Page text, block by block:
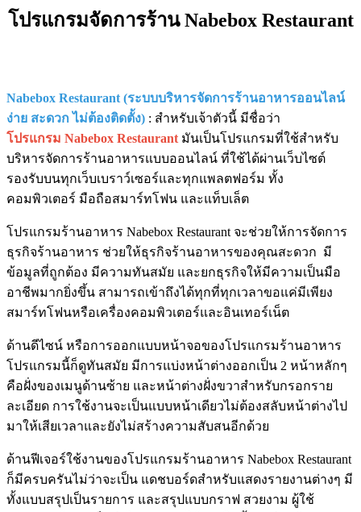
โปรแกรมจัดการร้าน Nabebox Restaurant
Nabebox Restaurant (ระบบบริหารจัดการร้านอาหารออนไลน์
ง่าย สะดวก ไม่ต้องติดตั้ง) : สำหรับเจ้าตัวนี้ มีชื่อว่า
โปรแกรม Nabebox Restaurant มันเป็นโปรแกรมที่ใช้สำหรับ
บริหารจัดการร้านอาหารแบบออนไลน์ ที่ใช้ได้ผ่านเว็บไซต์
รองรับบนทุกเว็บเบราว์เซอร์และทุกแพลตฟอร์ม ทั้ง
คอมพิวเตอร์ มือถือสมาร์ทโฟน และแท็บเล็ต
โปรแกรมร้านอาหาร Nabebox Restaurant จะช่วยให้การจัดการ
ธุรกิจร้านอาหาร ช่วยให้ธุรกิจร้านอาหารของคุณสะดวก มี
ข้อมูลที่ถูกต้อง มีความทันสมัย และยกธุรกิจให้มีความเป็นมือ
อาชีพมากยิ่งขึ้น สามารถเข้าถึงได้ทุกที่ทุกเวลาขอแค่มีเพียง
สมาร์ทโฟนหรือเครื่องคอมพิวเตอร์และอินเทอร์เน็ต
ด้านดีไซน์ หรือการออกแบบหน้าจอของโปรแกรมร้านอาหาร
โปรแกรมนี้ก็ดูทันสมัย มีการแบ่งหน้าต่างออกเป็น 2 หน้าหลักๆ
คือฝั่งของเมนูด้านซ้าย และหน้าต่างฝั่งขวาสำหรับกรอกราย
ละเอียด การใช้งานจะเป็นแบบหน้าเดียวไม่ต้องสลับหน้าต่างไป
มาให้เสียเวลาและยังไม่สร้างความสับสนอีกด้วย
ด้านฟีเจอร์ใช้งานของโปรแกรมร้านอาหาร Nabebox Restaurant
ก็มีครบครันไม่ว่าจะเป็น แดชบอร์ดสำหรับแสดงรายงานต่างๆ มี
ทั้งแบบสรุปเป็นรายการ และสรุปแบบกราฟ สวยงาม ผู้ใช้